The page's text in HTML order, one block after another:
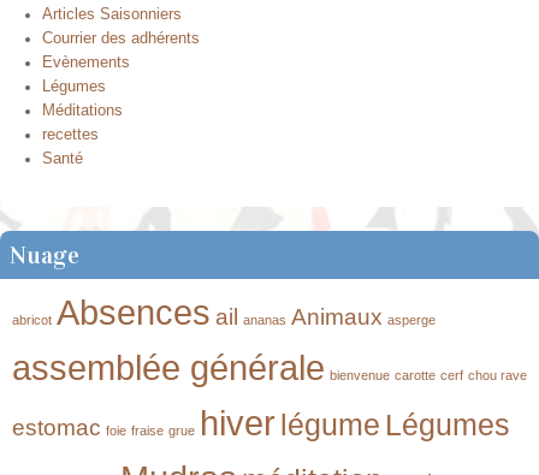
Articles Saisonniers
Courrier des adhérents
Evènements
Légumes
Méditations
recettes
Santé
Nuage
abricot Absences ail ananas Animaux asperge
assemblée générale bienvenue carotte cerf chou rave
estomac foie fraise grue hiver légume Légumes